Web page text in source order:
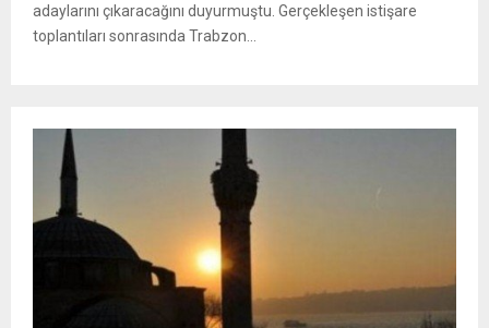
adaylarını çıkaracağını duyurmuştu. Gerçekleşen istişare
toplantıları sonrasında Trabzon...